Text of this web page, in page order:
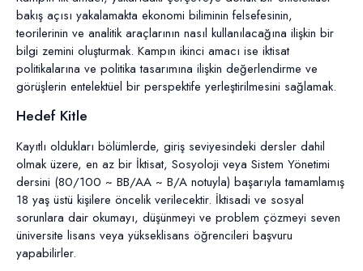
bakış açısı yakalamakta ekonomi biliminin felsefesinin,
teorilerinin ve analitik araçlarının nasıl kullanılacağına ilişkin bir
bilgi zemini oluşturmak. Kampın ikinci amacı ise iktisat
politikalarına ve politika tasarımına ilişkin değerlendirme ve
görüşlerin entelektüel bir perspektife yerleştirilmesini sağlamak.
Hedef Kitle
Kayıtlı oldukları bölümlerde, giriş seviyesindeki dersler dahil
olmak üzere, en az bir İktisat, Sosyoloji veya Sistem Yönetimi
dersini (80/100 ~ BB/AA ~ B/A notuyla) başarıyla tamamlamış
18 yaş üstü kişilere öncelik verilecektir. İktisadi ve sosyal
sorunlara dair okumayı, düşünmeyi ve problem çözmeyi seven
üniversite lisans veya yükseklisans öğrencileri başvuru
yapabilirler.